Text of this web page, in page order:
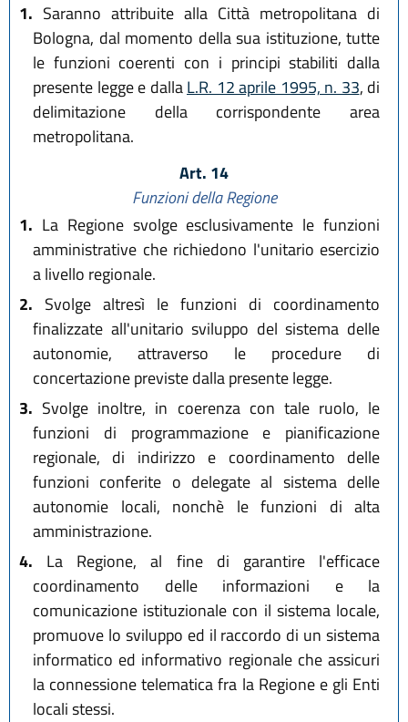
1. Saranno attribuite alla Città metropolitana di
Bologna, dal momento della sua istituzione, tutte
le funzioni coerenti con i principi stabiliti dalla
presente legge e dallaL.R. 12 aprile 1995, n. 33, di
delimitazione della corrispondente area
metropolitana.
Art. 14
Funzioni della Regione
1. La Regione svolge esclusivamente le funzioni
amministrative che richiedono l'unitario esercizio
a livello regionale.
2. Svolge altresì le funzioni di coordinamento
finalizzate all'unitario sviluppo del sistema delle
autonomie, attraverso le procedure di
concertazione previste dalla presente legge.
3. Svolge inoltre, in coerenza con tale ruolo, le
funzioni di programmazione e pianificazione
regionale, di indirizzo e coordinamento delle
funzioni conferite o delegate al sistema delle
autonomie locali, nonchè le funzioni di alta
amministrazione.
4. La Regione, al fine di garantire l'efficace
coordinamento delle informazioni e la
comunicazione istituzionale con il sistema locale,
promuove lo sviluppo ed il raccordo di un sistema
informatico ed informativo regionale che assicuri
la connessione telematica fra la Regione e gli Enti
locali stessi.